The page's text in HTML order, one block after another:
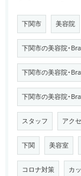
下関市 美容院
下関市の美容院･
下関市の美容院･
下関市の美容院･
スタッフ アク
下関 美容室
コロナ対策 カ